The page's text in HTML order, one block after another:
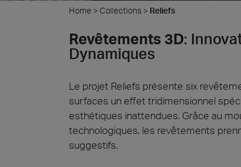
Home > Collections > Reliefs
Revêtements 3D:
Dynamiques
Le projet Reliefs présente six
surfaces un effet tridimensionnel
esthétiques inattendues. Grâce au
technologiques, les revêtements
suggestifs.